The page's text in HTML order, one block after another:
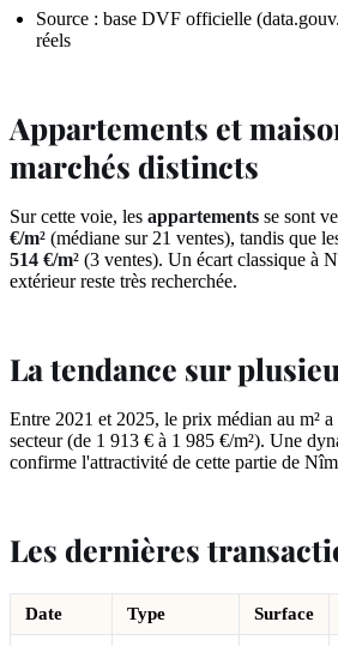
Source : base DVF officielle
réels
Appartements et
marchés distincts
Sur cette voie, les appartements se sont
€/m² (médiane sur 21 ventes), tandis que
514 €/m² (3 ventes). Un écart classique à
extérieur reste très recherchée.
La tendance sur
Entre 2021 et 2025, le prix médian au m² a
secteur (de 1 913 € à 1 985 €/m²). Une
confirme l'attractivité de cette partie de
Les dernières
Date Type Surface